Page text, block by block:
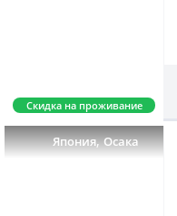
Скидка на проживание
Япония,Осака